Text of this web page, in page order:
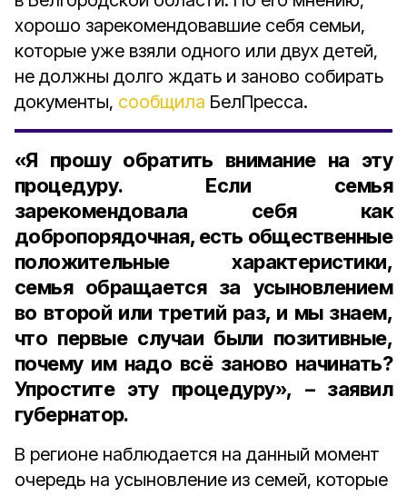
хорошо зарекомендовавшие себя семьи,
которые уже взяли одного или двух детей,
не должны долго ждать и заново собирать
документы, сообщила БелПресса.
«Я прошу обратить внимание на эту
процедуру. Если семья
зарекомендовала себя как
добропорядочная, есть общественные
положительные характеристики,
семья обращается за усыновлением
во второй или третий раз, и мы знаем,
что первые случаи были позитивные,
почему им надо всё заново начинать?
Упростите эту процедуру», – заявил
губернатор.
В регионе наблюдается на данный момент
очередь на усыновление из семей, которые